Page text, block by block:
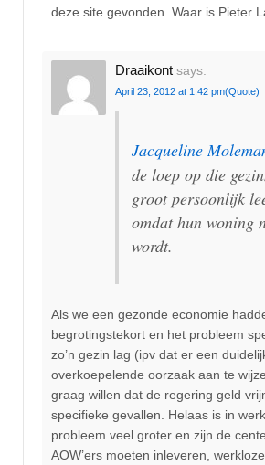
deze site gevonden. Waar is Pieter
Draaikont says:
April 23, 2012 at 1:42 pm(Quote)
Jacqueline
de loep op die
groot persoonlijk
omdat hun woning
wordt.
Als we een gezonde economie
begrotingstekort en het probleem
zo’n gezin lag (ipv dat er een
overkoepelende oorzaak aan te
graag willen dat de regering geld
specifieke gevallen. Helaas is in
probleem veel groter en zijn de
AOW’ers moeten inleveren,